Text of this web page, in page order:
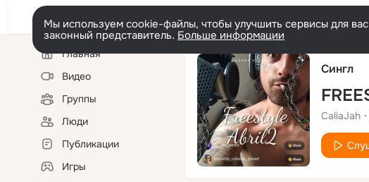
Мы используем cookie-файлы, чтобы улучшить сервисы для
законный представитель. Больше информации
Левая
колонкаГлавная
Видео
Группы
Люди
Публикации
Игры
Сингл
CaliaJah